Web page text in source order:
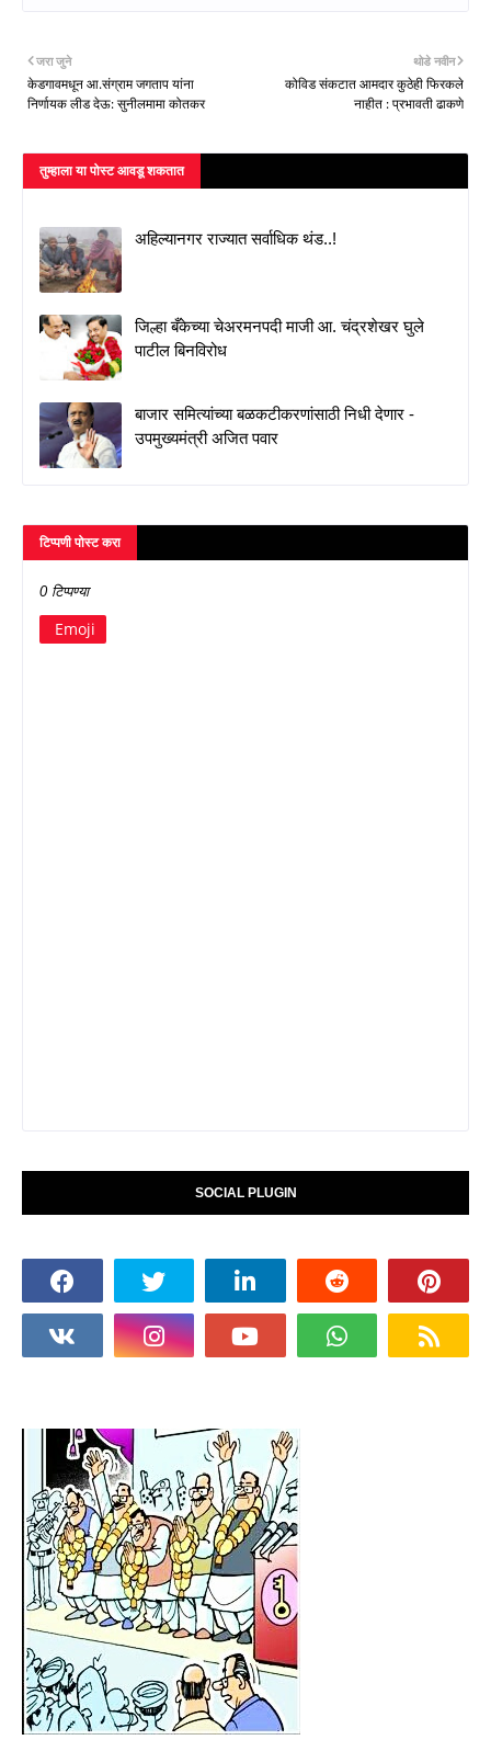
थोडे नवीन
कोविड संकटात आमदार कुठेही फिरकले
नाहीत : प्रभावती ढाकणे
जरा जुने
केडगावमधून आ.संग्राम जगताप यांना
निर्णायक लीड देऊ: सुनीलमामा कोतकर
तुम्‍हाला या पोस्‍ट आवडू शकतात
अहिल्यानगर राज्यात सर्वाधिक थंड..!
जिल्हा बँकेच्या चेअरमनपदी माजी आ. चंद्रशेखर घुले
पाटील बिनविरोध
बाजार समित्यांच्या बळकटीकरणांसाठी निधी देणार -
उपमुख्यमंत्री अजित पवार
टिप्पणी पोस्ट करा
0 टिप्पण्या
Emoji
SOCIAL PLUGIN